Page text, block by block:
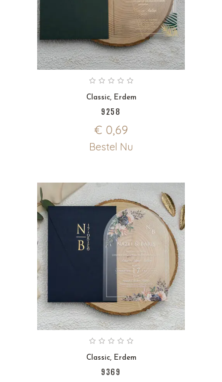
Classic, Erdem
9258
€ 0,69
Bestel Nu
Classic, Erdem
9369